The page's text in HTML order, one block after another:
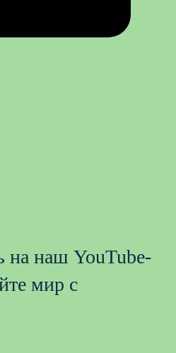
на наш YouTube-
мир с